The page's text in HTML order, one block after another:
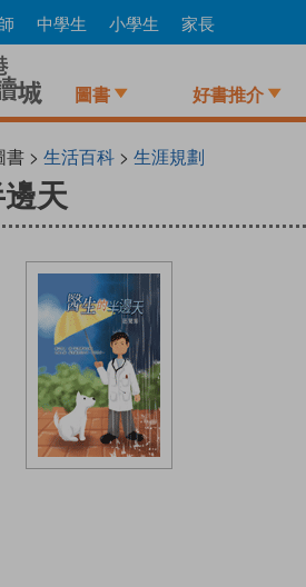
中學生 小學生 家長
圖書 好書推介
> 生活百科> 生涯規劃
天